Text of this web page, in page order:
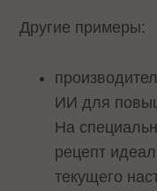
Другие примеры:
ИИ для
На
рецепт
текущего